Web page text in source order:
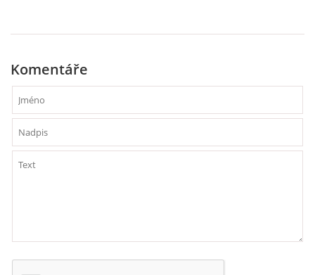
SVATÁ KATEŘINA 25.LISTOPADU
SVATÁ BARBORA 4.12.
Komentáře